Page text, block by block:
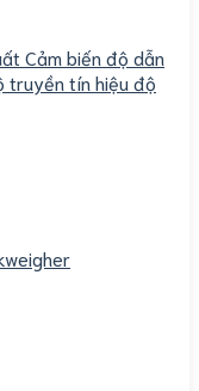
Cảm biến độ dẫn
truyền tín hiệu độ